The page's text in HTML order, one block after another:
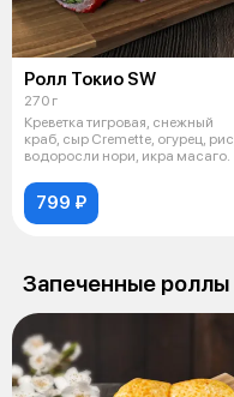
Ролл Токио SW
270 г
Креветка тигровая, снежный
краб, сыр Cremette, огурец, рис,
водоросли нори, икра масаго.
799 ₽
Запеченные роллы